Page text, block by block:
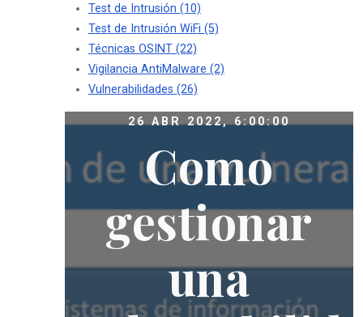
Test de Intrusión (10)
Test de Intrusión WiFi (5)
Técnicas OSINT (22)
Vigilancia AntiMalware (2)
Vulnerabilidades (26)
26 ABR 2022, 6:00:00
Como
gestionar
una